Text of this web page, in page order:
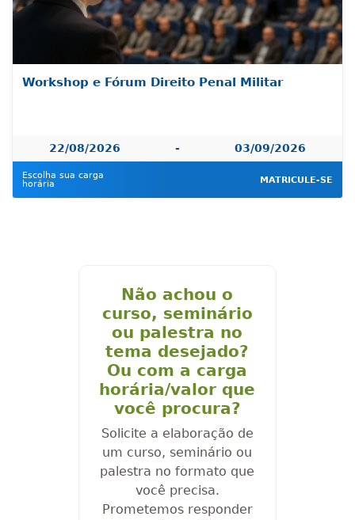
Workshop e Fórum Direito Penal Militar
22/08/2026 - 03/09/2026
Escolha sua carga
horária
MATRICULE-SE
Não achou o
curso, seminário
ou palestra no
tema desejado?
Ou com a carga
horária/valor que
você procura?
Solicite a elaboração de
um curso, seminário ou
palestra no formato que
você precisa.
Prometemos responder